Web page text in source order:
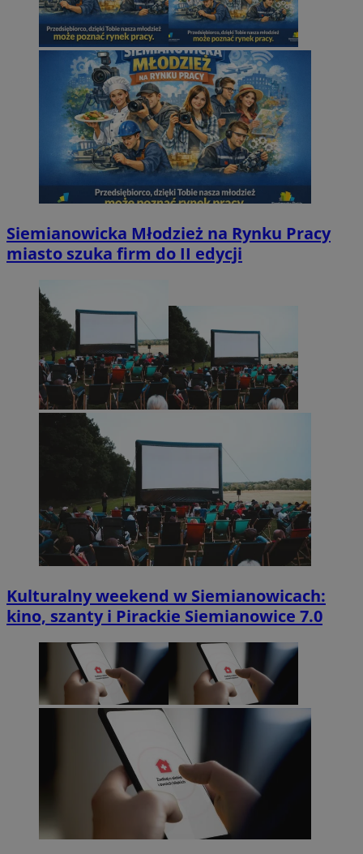
Siemianowicka Młodzież na Rynku Pracy
miasto szuka firm do II edycji
Kulturalny weekend w Siemianowicach:
kino, szanty i Pirackie Siemianowice 7.0